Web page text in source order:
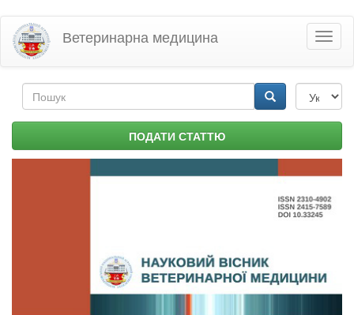
Перейти
основного
матеріалу
Ветеринарна медицина
Пошукова
форма ПОДАТИ СТАТТЮ